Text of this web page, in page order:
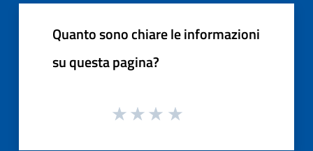
Quanto sono chiare le informazioni
su questa pagina?